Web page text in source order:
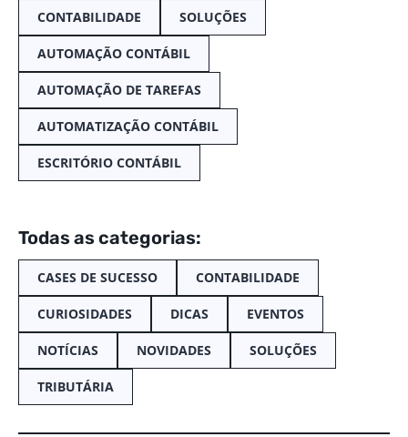
CONTABILIDADE SOLUÇÕES
AUTOMAÇÃO CONTÁBIL
AUTOMAÇÃO DE TAREFAS
AUTOMATIZAÇÃO CONTÁBIL
ESCRITÓRIO CONTÁBIL
Todas as categorias:
CASES DE SUCESSO CONTABILIDADE
CURIOSIDADES DICAS EVENTOS
NOTÍCIAS NOVIDADES SOLUÇÕES
TRIBUTÁRIA